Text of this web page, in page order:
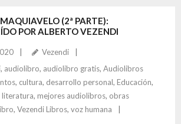
er dI
n
p
ar
ti
r
(2ª PARTE):
POR ALBERTO VEZENDI
Vezendi
, audiolibro, audiolibro gratis, Audiolibros
, cultura, desarrollo personal, Educación,
literatura, mejores audiolibros, obras
, Vezendi Libros, voz humana